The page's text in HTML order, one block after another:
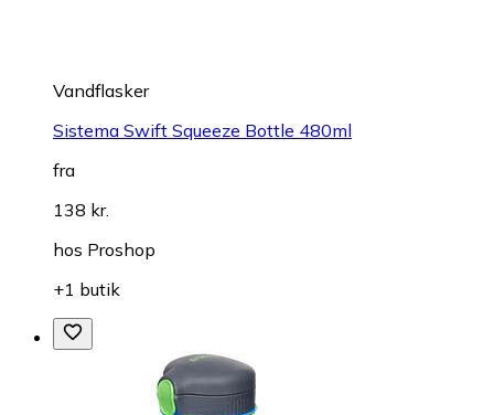
Vandflasker
Sistema Swift Squeeze Bottle 480ml
fra
138 kr.
hos Proshop
+1 butik